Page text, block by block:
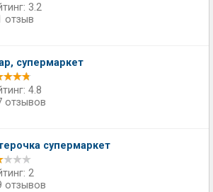
3.2
отзыв
супермаркет
4.8
отзывов
супермаркет
2
отзывов